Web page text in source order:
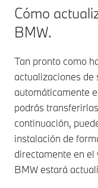
Cómo
BMW.
Tan pronto como
actualizaciones de
automáticamente
podrás
continuación,
instalación de
directamente en el
BMW estará